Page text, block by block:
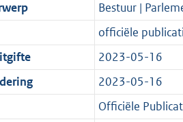
r g
Bestuur |
officiële
2023-05-16
2023-05-16
Officiële